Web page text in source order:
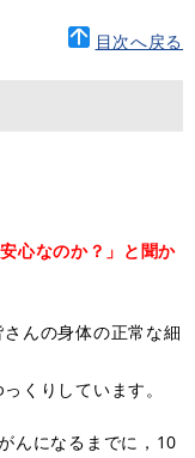
目次へ戻る
心なのか？」と聞か
んの身体の正常な細
くりしています。
んになるまでに，10